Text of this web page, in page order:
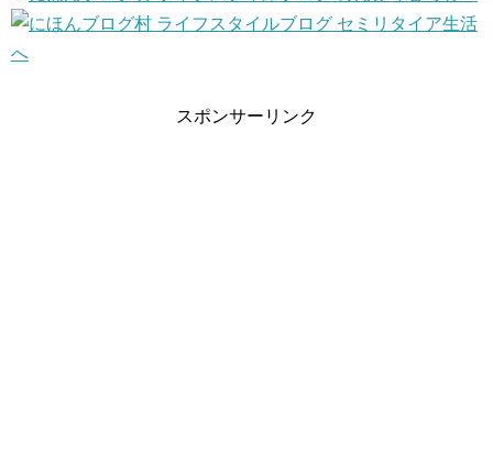
スポンサーリンク